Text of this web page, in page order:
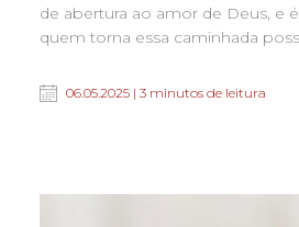
de abertura ao amor de Deus, e
quem torna essa caminhada
06.05.2025 | 3 minutos de leitura